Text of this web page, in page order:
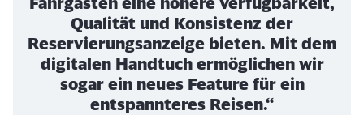
Qualität und Konsistenz der
Reservierungsanzeige bieten. Mit dem
digitalen Handtuch ermöglichen wir
sogar ein neues Feature für ein
entspannteres Reisen.“
Schließen
Möchten Sie zu weitergeleitet
werden?
Abbrechen Weiter